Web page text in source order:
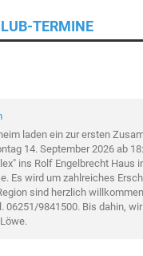
TERMINE
laden ein zur ersten
14. September 2026 ab
ins Rolf Engelbrecht Haus
Es wird um zahlreiches
sind herzlich
06251/9841500. Bis dahin,